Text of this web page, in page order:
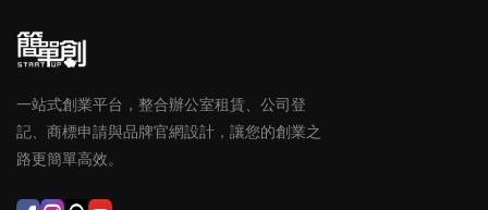
一站式創業平台，整合辦公室租賃、公司登
記、商標申請與品牌官網設計，讓您的創業之
路更簡單高效。